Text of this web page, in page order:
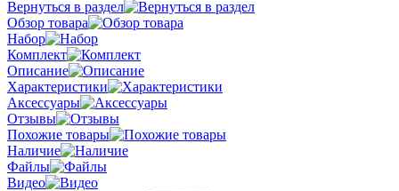
Вернуться в раздел
Обзор товара
Набор
Комплект
Описание
Характеристики
Аксессуары
Отзывы
Похожие товары
Наличие
Файлы
Видео